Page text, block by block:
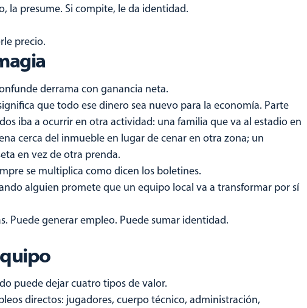
la presume. Si compite, le da identidad.
precio.
derrama con ganancia neta.
que todo ese dinero sea nuevo para la economía. Parte
iba a ocurrir en otra actividad: una familia que va al estadio en
cerca del inmueble en lugar de cenar en otra zona; un
en vez de otra prenda.
se multiplica como dicen los boletines.
alguien promete que un equipo local va a transformar por sí
Puede generar empleo. Puede sumar identidad.
puede dejar cuatro tipos de valor.
directos: jugadores, cuerpo técnico, administración,